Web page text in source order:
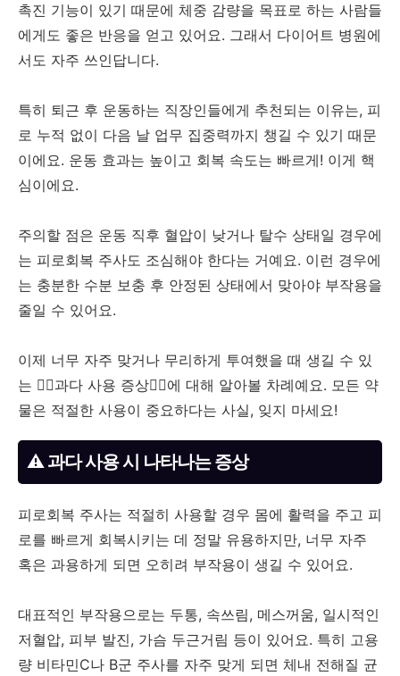
촉진 기능이 있기 때문에 체중 감량을 목표로 하는 사람들
에게도 좋은 반응을 얻고 있어요. 그래서 다이어트 병원에
서도 자주 쓰인답니다.
특히 퇴근 후 운동하는 직장인들에게 추천되는 이유는, 피
로 누적 없이 다음 날 업무 집중력까지 챙길 수 있기 때문
이에요. 운동 효과는 높이고 회복 속도는 빠르게! 이게 핵
심이에요.
주의할 점은 운동 직후 혈압이 낮거나 탈수 상태일 경우에
는 피로회복 주사도 조심해야 한다는 거예요. 이런 경우에
는 충분한 수분 보충 후 안정된 상태에서 맞아야 부작용을
줄일 수 있어요.
이제 너무 자주 맞거나 무리하게 투여했을 때 생길 수 있
는 😵‍💫과다 사용 증상😵‍💫에 대해 알아볼 차례예요. 모든 약
물은 적절한 사용이 중요하다는 사실, 잊지 마세요!
⚠️ 과다 사용 시 나타나는 증상
피로회복 주사는 적절히 사용할 경우 몸에 활력을 주고 피
로를 빠르게 회복시키는 데 정말 유용하지만, 너무 자주
혹은 과용하게 되면 오히려 부작용이 생길 수 있어요.
대표적인 부작용으로는 두통, 속쓰림, 메스꺼움, 일시적인
저혈압, 피부 발진, 가슴 두근거림 등이 있어요. 특히 고용
량 비타민C나 B군 주사를 자주 맞게 되면 체내 전해질 균